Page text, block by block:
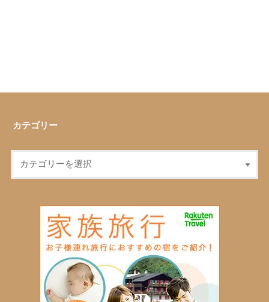
カテゴリー